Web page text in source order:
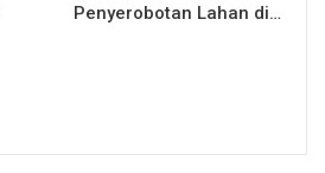
Penyerobotan Lahan di…